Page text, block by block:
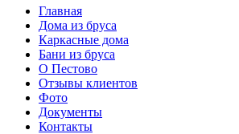
Главная
Дома из бруса
Каркасные дома
Бани из бруса
О Пестово
Отзывы клиентов
Фото
Документы
Контакты